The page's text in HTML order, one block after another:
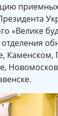
«Велике
Каменском,